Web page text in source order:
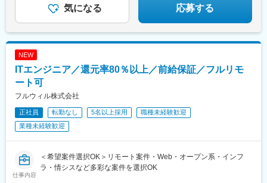
逗子・葉山駅、西松本駅、岩村田駅、南豊科駅、上大月駅、志貴
野中学校前駅、新魚津駅、北鉄金沢駅、福井駅、新浜松駅、新静
日市駅、倉敷駅、岡山駅前駅、電鉄出雲市駅、高知駅前駅、宮田
町駅、高松築港駅、眉山ロープウェイ山麓駅、西鉄福岡駅、鹿児
島駅前駅、熊本駅前駅、長崎駅前駅、佐世保中央駅、神泉駅、岩
本町駅、西早稲田駅、青井駅、高津駅(神奈川県)、大阪難波駅、大
阪阿部野橋駅、東別院駅、丸の内駅(愛知県)、祇園駅(福岡県)、櫛
田神社前駅、京阪山科駅、本八幡駅(都営線)、西大橋駅、北１２条
駅、松風町駅、広瀬通駅、東宿郷駅、東北沢駅、京成関屋駅、新
駅、茅場町駅、京橋駅(東京都)、東海神駅、栄町駅(千葉県)、汐入
駅、高島町駅、電鉄富山駅、広小路駅(富山県)、七ツ屋駅、新福井
郎丸駅、熊西駅、堺筋本町駅、中崎町駅、天満橋駅、心斎橋駅、
北新地駅、相川駅、新大阪駅、上新庄駅、萩原天神駅、播磨高岡
芝公園駅、広尾駅、東銀座駅、竹芝駅、御成門駅、白金高輪駅、
銀座駅、有楽町駅、信濃吉田駅、朝陽駅、桐原駅(長野県)、川中島
駅、屋代高校前駅、城下駅(長野県)、岩村田駅、佐久平駅、広丘
駅、茅野駅、安茂里駅、中野松川駅、須坂駅、南高田駅、鷲津
駅、高塚駅、てだこ浦西駅、赤嶺駅、那覇空港駅(鉄道)、おもろま
ち駅、首里駅、二島駅、花畑町駅、南宮崎駅、宮崎駅、日向新富
駅、宮崎神宮駅、蓮ケ池駅、南延岡駅、高見橋駅、鹿児島中央駅
前駅(沖縄県)、京成千葉駅、高島町駅、北鉄金沢駅、四条駅(京都
市営)、市役所前駅(長野県)、神戸三宮駅(阪神)、高松築港駅、あす
気になる 応募する
NEW
ITエンジニア／還元率80％以上／前給保証／フルリモ
ート可
フルウィル株式会社
正社員 転勤なし 5名以上採用
職種未経験歓迎
業種未経験歓迎
仕事内容
＜希望案件選択OK＞リモート案件・Web・オープン系・インフ
ラ・情シスなど多彩な案件を選択OK